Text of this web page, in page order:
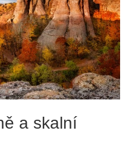
a skalní